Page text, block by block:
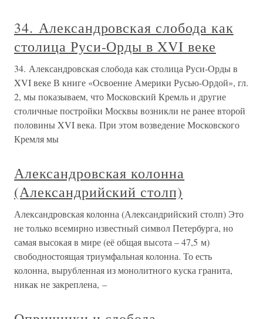
34. Александровская слобода как
столица Руси-Орды в XVI веке
34. Александровская слобода как столица Руси-Орды в
XVI веке В книге «Освоение Америки Русью-Ордой», гл.
2, мы показываем, что Московский Кремль и другие
столичные постройки Москвы возникли не ранее второй
половины XVI века. При этом возведение Московского
Кремля мы
Александровская колонна
(Александрийский столп)
Александровская колонна (Александрийский столп) Это
не только всемирно известный символ Петербурга, но
самая высокая в мире (её общая высота – 47,5 м)
свободностоящая триумфальная колонна. То есть
колонна, вырубленная из монолитного куска гранита,
никак не закреплена, –